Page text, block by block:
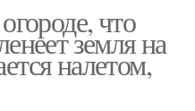
что
земля на
налетом,